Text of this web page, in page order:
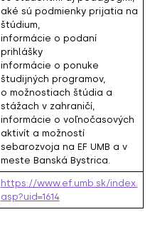
aké sú podmienky prijatia na
štúdium,
informácie o podaní
prihlášky
informácie o ponuke
študijných programov,
o možnostiach štúdia a
stážach v zahraničí,
informácie o voľnočasových
aktivít a možností
sebarozvoja na EF UMB a v
meste Banská Bystrica.
https://www.ef.umb.sk/index.
asp?uid=1614